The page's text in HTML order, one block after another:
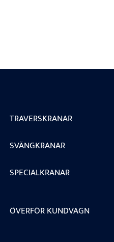
TRAVERSKRANAR
SVÄNGKRANAR
SPECIALKRANAR
ÖVERFÖR KUNDVAGN